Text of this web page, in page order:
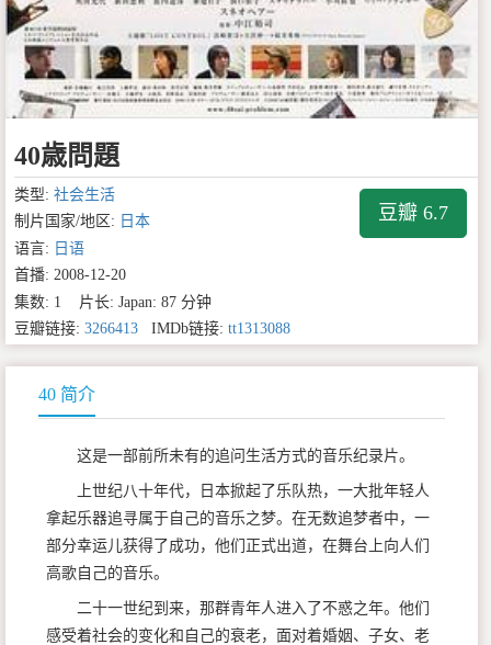
40歳問題
豆瓣 6.7
类型: 社会生活
制片国家/地区: 日本
语言: 日语
首播: 2008-12-20
集数: 1 片长: Japan: 87 分钟
豆瓣链接: 3266413 IMDb链接: tt1313088
40 简介
这是一部前所未有的追问生活方式的音乐纪录片。
上世纪八十年代，日本掀起了乐队热，一大批年轻人
拿起乐器追寻属于自己的音乐之梦。在无数追梦者中，一
部分幸运儿获得了成功，他们正式出道，在舞台上向人们
高歌自己的音乐。
二十一世纪到来，那群青年人进入了不惑之年。他们
感受着社会的变化和自己的衰老，面对着婚姻、子女、老